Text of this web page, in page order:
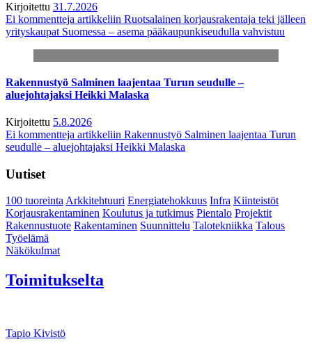
Kirjoitettu 31.7.2026
Ei kommentteja artikkeliin Ruotsalainen korjausrakentaja teki jälleen
yrityskaupat Suomessa – asema pääkaupunkiseudulla vahvistuu
Rakennustyö Salminen laajentaa Turun seudulle –
aluejohtajaksi Heikki Malaska
Kirjoitettu 5.8.2026
Ei kommentteja artikkeliin Rakennustyö Salminen laajentaa Turun
seudulle – aluejohtajaksi Heikki Malaska
Uutiset
100 tuoreintaArkkitehtuuri Energiatehokkuus Infra Kiinteistöt
Korjausrakentaminen Koulutus ja tutkimus Pientalo Projektit
Rakennustuote Rakentaminen Suunnittelu Talotekniikka Talous
Työelämä
Näkökulmat
Toimitukselta
Tapio Kivistö